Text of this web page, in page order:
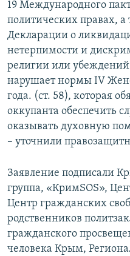
19 Международного
политических правах,
Декларации о
нетерпимости и
религии или убеждений
нарушает нормы IV
года. (ст. 58), которая
оккупанта обеспечить
оказывать духовную
– уточнили
Заявление подписали
группа, «КримSOS»,
Центр гражданских
родственников
гражданского
человека Крым,